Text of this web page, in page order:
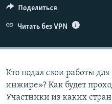
УКРАИНСКАЯ ПРОБЛЕМА КРЫМА
Поделиться
Читать без VPN
Кто подал свои работы
инжире»? Как будет
Участники из каких